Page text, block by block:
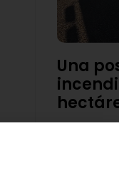
Una
7 de